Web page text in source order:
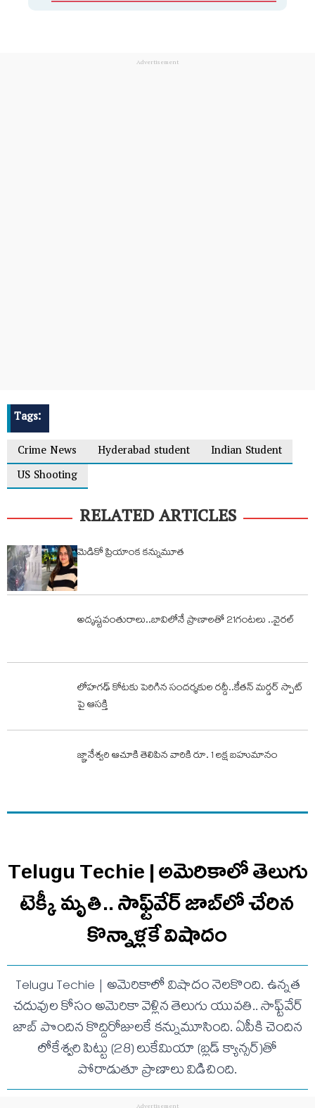
Tags:
Crime News
Hyderabad student
Indian Student
US Shooting
RELATED ARTICLES
మెడికో ప్రియాంక కన్నుమూత
అదృష్టవంతురాలు..బావిలోనే ప్రాణాలతో 21గంటలు ..వైరల్
లోహగఢ్ కోటకు పెరిగిన సందర్శకుల రద్దీ..కేతన్ మర్డర్ స్పాట్
పై ఆసక్తి
జ్ఞానేశ్వరి ఆచూకి తెలిపిన వారికి రూ. 1 లక్ష బహుమానం
Telugu Techie | అమెరికాలో తెలుగు
టెక్కీ మృతి.. సాఫ్ట్‌వేర్ జాబ్‌లో చేరిన
కొన్నాళ్లకే విషాదం
Telugu Techie | అమెరికాలో విషాదం నెలకొంది. ఉన్నత
చదువుల కోసం అమెరికా వెళ్లిన తెలుగు యువతి.. సాఫ్ట్‌వేర్
జాబ్ పొందిన కొద్దిరోజులకే కన్నుమూసింది. ఏపీకి చెందిన
లోకేశ్వరి పిట్టు (28) లుకేమియా (బ్లడ్ క్యాన్సర్‌)తో
పోరాడుతూ ప్రాణాలు విడిచింది.